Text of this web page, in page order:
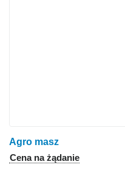
Agro masz
Cena na żądanie